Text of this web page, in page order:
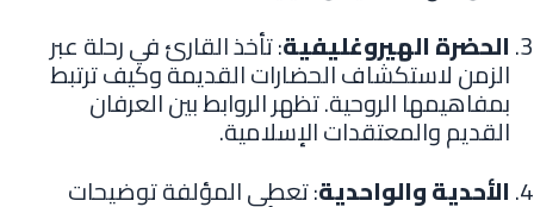
الحضرة الهيروغليفية: تأخذ القارئ في رحلة عبر
الزمن لاستكشاف الحضارات القديمة وكيف ترتبط
بمفاهيمها الروحية. تظهر الروابط بين العرفان
القديم والمعتقدات الإسلامية.
الأحدية والواحدية: تعطي المؤلفة توضيحات